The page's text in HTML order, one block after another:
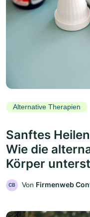
Alternative Therapien
Sanftes
Wie die
Körper
CB Von Firmenweb